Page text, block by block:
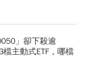
」卻下殺逾
主動式ETF，哪檔